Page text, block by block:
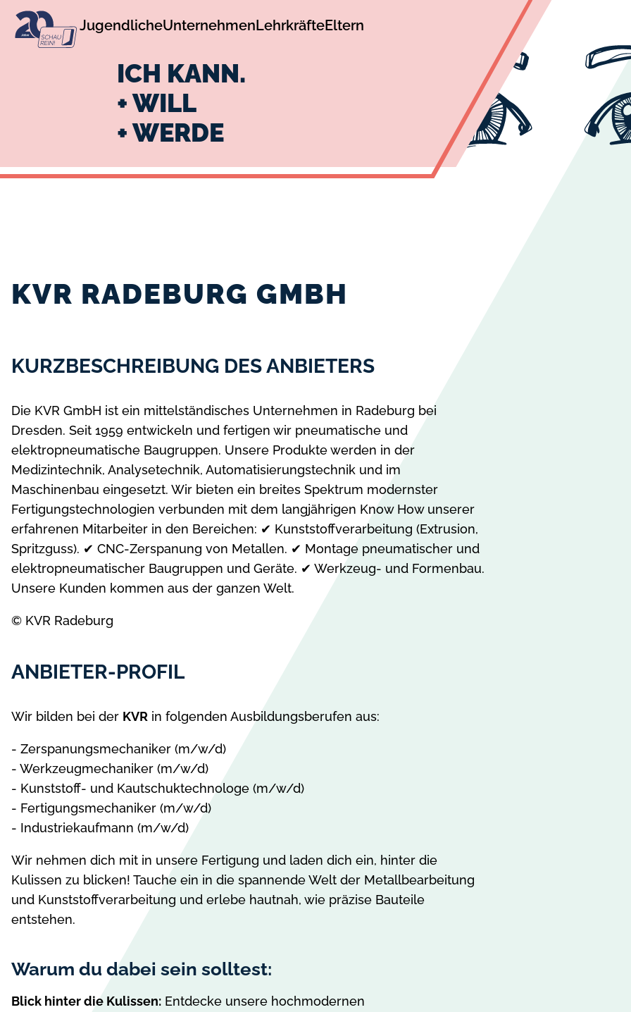
Navigation
zum
Inhalt
JugendlicheUnternehmenLehrkräfteEltern
ICH KANN.
+ WILL
+ WERDE
KVR RADEBURG GMBH
KURZBESCHREIBUNG DES ANBIETERS
Die KVR GmbH ist ein mittelständisches Unternehmen in Radeburg bei
Dresden. Seit 1959 entwickeln und fertigen wir pneumatische und
elektropneumatische Baugruppen. Unsere Produkte werden in der
Medizintechnik, Analysetechnik, Automatisierungstechnik und im
Maschinenbau eingesetzt. Wir bieten ein breites Spektrum modernster
Fertigungstechnologien verbunden mit dem langjährigen Know How unserer
erfahrenen Mitarbeiter in den Bereichen: ✔ Kunststoffverarbeitung (Extrusion,
Spritzguss). ✔ CNC-Zerspanung von Metallen. ✔ Montage pneumatischer und
elektropneumatischer Baugruppen und Geräte. ✔ Werkzeug- und Formenbau.
Unsere Kunden kommen aus der ganzen Welt.
© KVR Radeburg
ANBIETER-PROFIL
Wir bilden bei der KVR in folgenden Ausbildungsberufen aus:
- Zerspanungsmechaniker (m/w/d)
- Werkzeugmechaniker (m/w/d)
- Kunststoff- und Kautschuktechnologe (m/w/d)
- Fertigungsmechaniker (m/w/d)
- Industriekaufmann (m/w/d)
Wir nehmen dich mit in unsere Fertigung und laden dich ein, hinter die
Kulissen zu blicken! Tauche ein in die spannende Welt der Metallbearbeitung
und Kunststoffverarbeitung und erlebe hautnah, wie präzise Bauteile
entstehen.
Warum du dabei sein solltest:
Blick hinter die Kulissen: Entdecke unsere hochmodernen